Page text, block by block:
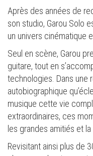
Après des années de
son studio, Garou Solo
un univers cinématique
Seul en scène, Garou
guitare, tout en
technologies. Dans une
autobiographique
musique cette vie
extraordinaires, ces
les grandes amitiés et la
Revisitant ainsi plus de